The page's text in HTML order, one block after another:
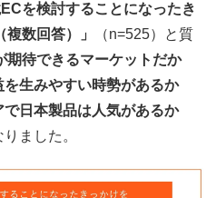
を検討することになったき
数回答）」
（n=525）と質
期待できるマーケットだか
生みやすい時勢があるか
日本製品は人気があるか
ました。